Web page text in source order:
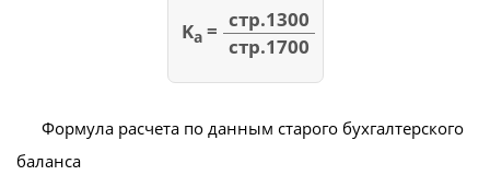
Kа= стр.1300
стр.1700
Формула расчета по данным старого бухгалтерского
баланса